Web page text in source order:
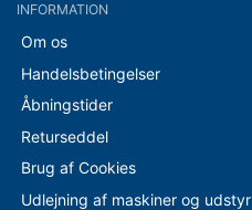
INFORMATION
Om os
Handelsbetingelser
Åbningstider
Returseddel
Brug af Cookies
Udlejning af maskiner og udstyr